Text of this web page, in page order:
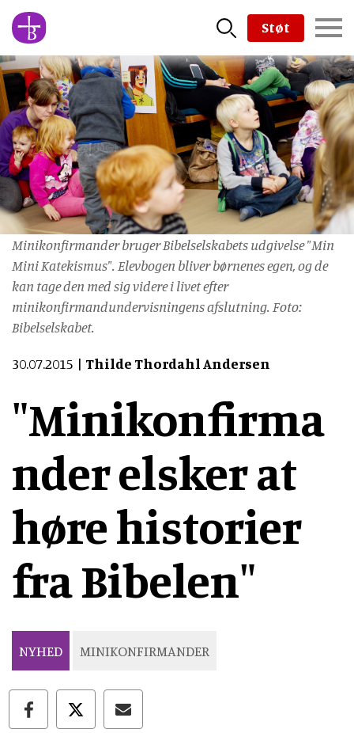
Skip
to
main
content
Støt
Minikonfirmander bruger Bibelselskabets udgivelse "Min
Mini Katekismus". Elevbogen bliver børnenes egen, og de
kan tage den med sig videre i livet efter
minikonfirmandundervisningens afslutning. Foto:
Bibelselskabet.
30.07.2015 Thilde Thordahl Andersen
"Minikonfirma
nder elsker at
høre historier
fra Bibelen"
NYHED MINIKONFIRMANDER